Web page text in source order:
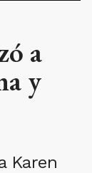
a
y
Karen